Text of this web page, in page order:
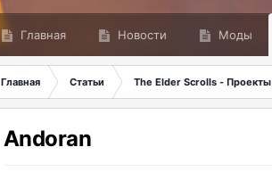
Главная Новости Моды
Главная Статьи The Elder Scrolls - Проекты
Andoran